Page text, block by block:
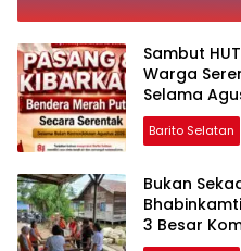
Sambut
Warga
Selama
Barito Selatan
Bukan
3 Besar